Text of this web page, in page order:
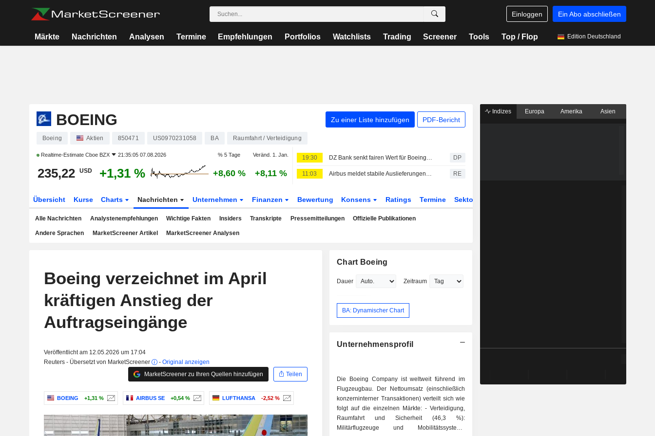
Einloggen Ein Abo abschließen
Märkte Nachrichten Analysen Termine Empfehlungen Portfolios Watchlists Trading Screener Tools Top / Flop Edition Deutschland
BOEING Zu einer Liste hinzufügen PDF-Bericht
Boeing Aktien 850471 US0970231058 BA Raumfahrt / Verteidigung
Realtime-Estimate Cboe BZX 21:35:05 07.08.2026 % 5 Tage Veränd. 1. Jan.
235,22 USD +1,31 % +8,60 % +8,11 %
19:30 DZ Bank senkt fairen Wert für Boeing auf 267 Dollar - 'Kaufen' DP
11:03 Airbus meldet stabile Auslieferungen im Juli, bestätigt China-Aufträge RE
Übersicht Kurse Charts Nachrichten Unternehmen Finanzen Bewertung Konsens Ratings Termine Sektor
Alle Nachrichten Analystenempfehlungen Wichtige Fakten Insiders Transkripte Pressemitteilungen Offizielle Publikationen
Andere Sprachen MarketScreener Artikel MarketScreener Analysen
Boeing verzeichnet im April
kräftigen Anstieg der
Auftragseingänge
Veröffentlicht am 12.05.2026 um 17:04
Reuters - Übersetzt von MarketScreener
- Original anzeigen
MarketScreener zu Ihren Quellen hinzufügen
Teilen
BOEING +1,31 % AIRBUS SE +0,54 % LUFTHANSA -2,52 %
Chart Boeing
Dauer Zeitraum
BA: Dynamischer Chart
Unternehmensprofil
Die Boeing Company ist weltweit führend im
Flugzeugbau. Der Nettoumsatz (einschließlich
konzerninterner Transaktionen) verteilt sich wie
folgt auf die einzelnen Märkte: - Verteidigung,
Raumfahrt und Sicherheit (46,3 %):
Militärflugzeuge und Mobilitätssysteme
Indizes Europa Amerika Asien